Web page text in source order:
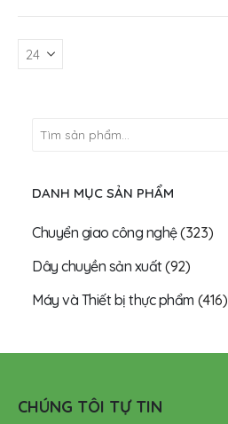
DANH MỤC SẢN PHẨM
Chuyển giao công nghệ(323)
Dây chuyền sản xuất(92)
Máy và Thiết bị thực phẩm (416)
CHÚNG TÔI TỰ TIN